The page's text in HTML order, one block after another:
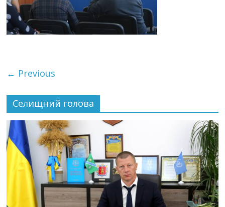
← Previous
Селищний голова